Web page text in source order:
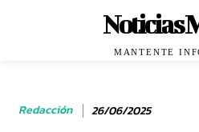
Noticias
MANTENTE
Redacción 26/06/2025